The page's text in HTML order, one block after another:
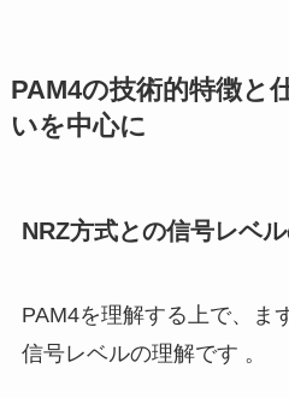
PAM4の技術的特徴と
いを中心に
NRZ方式との信号レベ
PAM4を理解する上で、ま
信号レベルの理解です 。